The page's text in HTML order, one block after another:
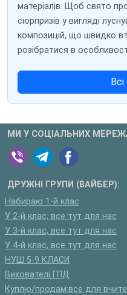
матеріалів. Щоб свято
сюрпризів у вигляді
композицій, що швидко
розібратися в
МИ У СОЦІАЛЬНИХ
ДРУЖНІ ГРУПИ (ВАЙБЕР):
Набираю 1-й клас
У 2-й клас, все тут для нас
У 3-й клас, все тут для нас
У 4-й клас, все тут для нас
НУШ 5-9 КЛАСИ
Вихователі ГПД
Куплю/продам:все для